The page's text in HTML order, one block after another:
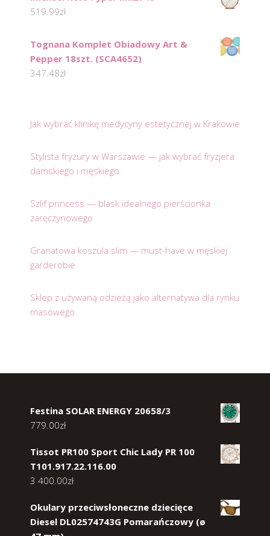
519.99zł
Tognana Komplet Obiadowy Art &
Pepper 18szt. (SCA4652)
347.48zł
Jak wybrać klinikę medycyny estetycznej w Krakowie
Stylista fryzury w Warszawie — jak wybrać fryzjera
damskiego i męskiego
Szlif princess — blask idealnego pierścionka
zaręczynowego
Granatowa koszula slim — must-have w męskiej
garderobie
Sklep z używaną odzieżą jako alternatywa dla rynku
masowego
Festina SOLAR ENERGY 20658/3
779.00zł
Tissot PR100 Sport Chic Lady PR 100
T101.917.22.116.00
3 400.00zł
Okulary przeciwsłoneczne dziecięce
Diesel DL02574743G Pomarańczowy (ø